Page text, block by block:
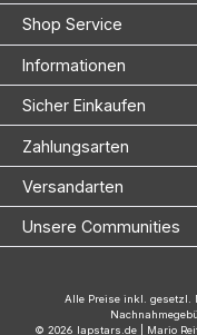
Shop Service
Informationen
Sicher Einkaufen
Zahlungsarten
Versandarten
Unsere Communities
Alle Preise inkl. gesetzl.
© 2026 lapstars.de | Mario